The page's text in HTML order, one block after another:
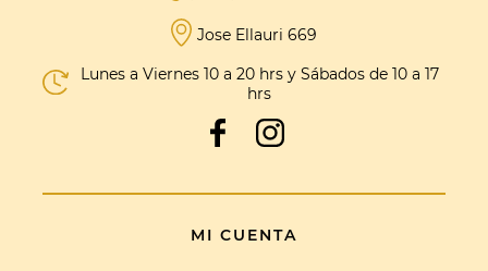
Jose Ellauri 669
Lunes a Viernes 10 a 20 hrs y Sábados de 10 a 17
hrs
MI CUENTA